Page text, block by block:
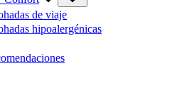
de viaje
hipoalergénicas